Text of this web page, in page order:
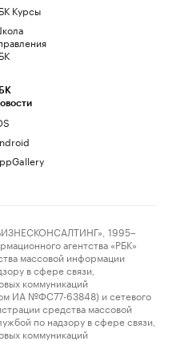
Курсы
1995–
агентства «РБК»
массовой информации
в сфере связи,
коммуникаций
ИА №ФС77-63848) и сетевого
средства массовой
по надзору в сфере связи,
коммуникаций